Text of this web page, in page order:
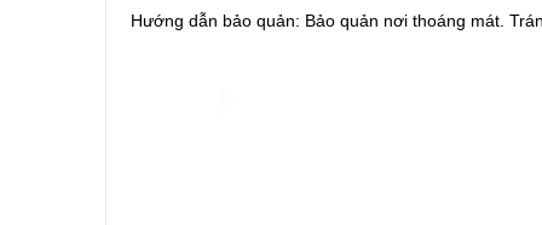
Hướng dẫn bảo quản: Bảo quản nơi thoáng mát.